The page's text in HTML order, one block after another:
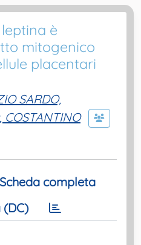
è
mitogenico
placentari
SARDO,
COSTANTINO
Scheda completa